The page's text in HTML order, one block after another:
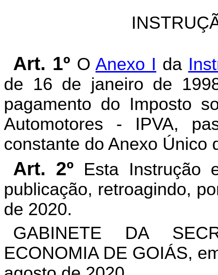
Art. 1º OAnexo I da
de 16 de janeiro de
pagamento do Imposto
Automotores - IPVA,
constante do Anexo Único
Art. 2º Esta Instrução
publicação, retroagindo,
de 2020.
GABINETE DA
ECONOMIA DE GOIÁS,